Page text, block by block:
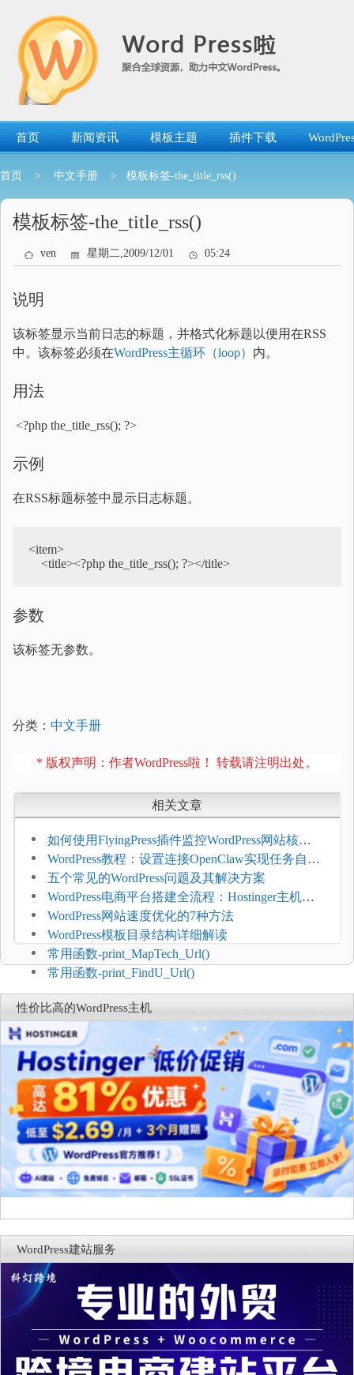
首页 新闻资讯 模板主题 插件下载
首页 > 中文手册 > 模板标签-the_title_rss()
模板标签-the_title_rss()
ven 星期二,2009/12/01 05:24
说明
该标签显示当前日志的标题，并格式化标题以便用在RSS
中。该标签必须在WordPress主循环（loop） 内。
用法
<?php the_title_rss(); ?>
示例
在RSS标题标签中显示日志标题。
<item>
    <title><?php the_title_rss(); ?></title>
参数
该标签无参数。
分类： 中文手册
* 版权声明：作者WordPress啦！ 转载请注明出处。
相关文章
如何使用FlyingPress插件监控WordPress网站核心
网页指标（CWV）
WordPress教程：设置连接OpenClaw实现任务自动
化
五个常见的WordPress问题及其解决方案
WordPress电商平台搭建全流程：Hostinger主机一
键部署
WordPress网站速度优化的7种方法
WordPress模板目录结构详细解读
常用函数-print_MapTech_Url()
常用函数-print_FindU_Url()
性价比高的WordPress主机
WordPress建站服务